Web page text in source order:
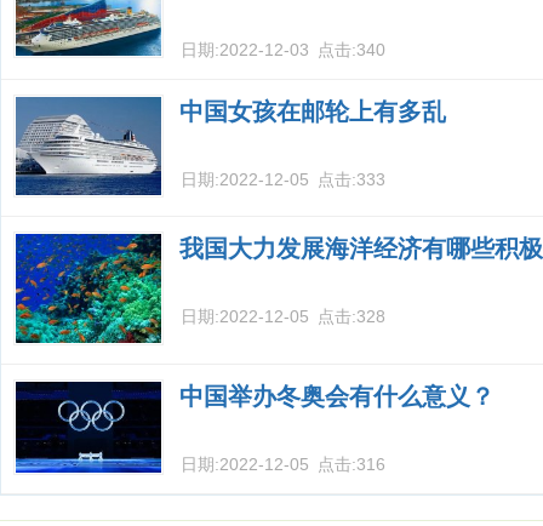
日期:2022-12-03 点击:340
中国女孩在邮轮上有多乱
日期:2022-12-05 点击:333
我国大力发展海洋经济有哪些积
日期:2022-12-05 点击:328
中国举办冬奥会有什么意义？
日期:2022-12-05 点击:316